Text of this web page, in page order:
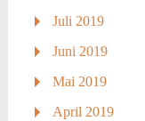
Juli 2019
Juni 2019
Mai 2019
April 2019